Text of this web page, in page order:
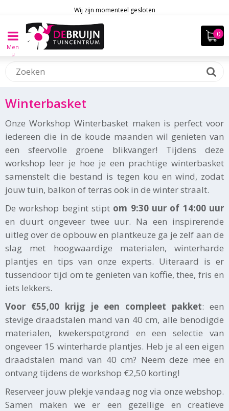
Men
u
Wij zijn momenteel gesloten
Winterbasket
Onze Workshop Winterbasket maken is perfect voor
iedereen die in de koude maanden wil genieten van
een sfeervolle groene blikvanger! Tijdens deze
workshop leer je hoe je een prachtige winterbasket
samenstelt die bestand is tegen kou en wind, zodat
jouw tuin, balkon of terras ook in de winter straalt.
De workshop begint stipt om 9:30 uur of 14:00 uur
en duurt ongeveer twee uur. Na een inspirerende
uitleg over de opbouw en plantkeuze ga je zelf aan de
slag met hoogwaardige materialen, winterharde
plantjes en tips van onze experts. Uiteraard is er
tussendoor tijd om te genieten van koffie, thee, fris en
iets lekkers.
Voor €55,00 krijg je een compleet pakket: een
stevige draadstalen mand van 40 cm, alle benodigde
materialen, kwekerspotgrond en een selectie van
ongeveer 15 winterharde plantjes. Heb je al een eigen
draadstalen mand van 40 cm? Neem deze mee en
ontvang tijdens de workshop €2,50 korting!
Reserveer jouw plekje vandaag nog via onze webshop.
Samen maken we er een gezellige en creatieve